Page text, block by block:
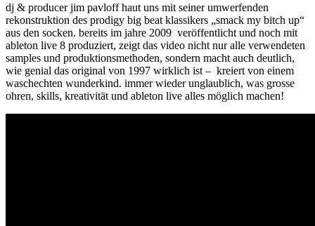
dj & producer jim pavloff haut uns mit seiner umwerfenden
rekonstruktion des prodigy big beat klassikers „smack my bitch up“
aus den socken. bereits im jahre 2009 veröffentlicht und noch mit
ableton live 8 produziert, zeigt das video nicht nur alle verwendeten
samples und produktionsmethoden, sondern macht auch deutlich,
wie genial das original von 1997 wirklich ist – kreiert von einem
waschechten wunderkind. immer wieder unglaublich, was grosse
ohren, skills, kreativität und ableton live alles möglich machen!